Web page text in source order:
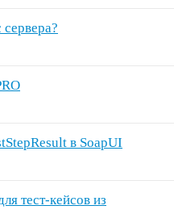
сервера?
в SoapUI
тест-кейсов из